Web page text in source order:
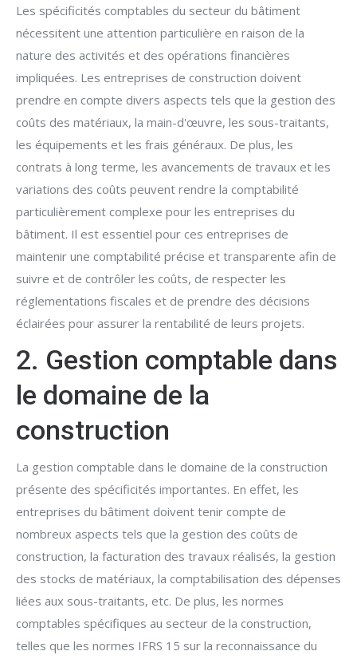
Les spécificités comptables du secteur du bâtiment
nécessitent une attention particulière en raison de la
nature des activités et des opérations financières
impliquées. Les entreprises de construction doivent
prendre en compte divers aspects tels que la gestion des
coûts des matériaux, la main-d'œuvre, les sous-traitants,
les équipements et les frais généraux. De plus, les
contrats à long terme, les avancements de travaux et les
variations des coûts peuvent rendre la comptabilité
particulièrement complexe pour les entreprises du
bâtiment. Il est essentiel pour ces entreprises de
maintenir une comptabilité précise et transparente afin de
suivre et de contrôler les coûts, de respecter les
réglementations fiscales et de prendre des décisions
éclairées pour assurer la rentabilité de leurs projets.
2. Gestion comptable dans
le domaine de la
construction
La gestion comptable dans le domaine de la construction
présente des spécificités importantes. En effet, les
entreprises du bâtiment doivent tenir compte de
nombreux aspects tels que la gestion des coûts de
construction, la facturation des travaux réalisés, la gestion
des stocks de matériaux, la comptabilisation des dépenses
liées aux sous-traitants, etc. De plus, les normes
comptables spécifiques au secteur de la construction,
telles que les normes IFRS 15 sur la reconnaissance du